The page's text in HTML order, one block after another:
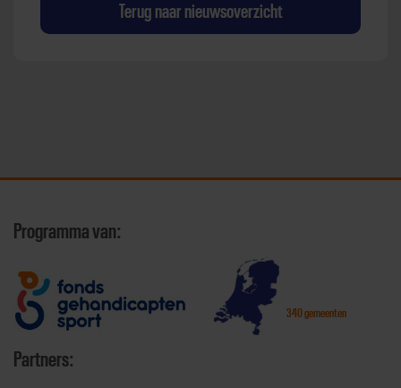
Terug naar nieuwsoverzicht
Programma van:
340 gemeenten
Partners: